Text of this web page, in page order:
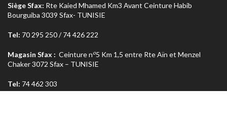
Siège Sfax: Rte Kaied Mhamed Km3 Avant Ceinture Habib
Bourguiba 3039 Sfax- TUNISIE
Tel: 70 295 250 / 74 426 222
Magasin Sfax : Ceinture no5 Km 1,5 entre Rte Aïn et Menzel
Chaker 3072 Sfax – TUNISIE
Tel: 74 462 303